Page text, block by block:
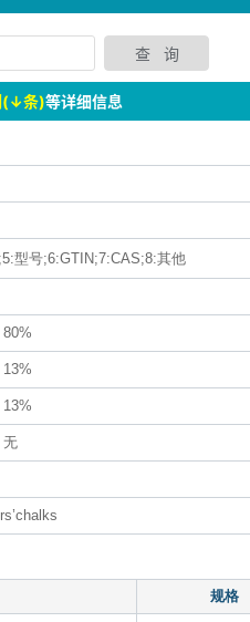
(↓条)等详细信息
型号;6:GTIN;7:CAS;8:其他
80%
13%
13%
无
规格